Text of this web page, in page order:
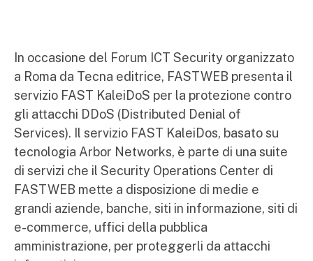
In occasione del Forum ICT Security organizzato
a Roma da Tecna editrice, FASTWEB presenta il
servizio FAST KaleiDoS per la protezione contro
gli attacchi DDoS (Distributed Denial of
Services). Il servizio FAST KaleiDos, basato su
tecnologia Arbor Networks, è parte di una suite
di servizi che il Security Operations Center di
FASTWEB mette a disposizione di medie e
grandi aziende, banche, siti in informazione, siti di
e-commerce, uffici della pubblica
amministrazione, per proteggerli da attacchi